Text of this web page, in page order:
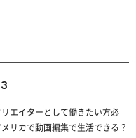
エイターとして働きたい方必
リカで動画編集で生活できる？